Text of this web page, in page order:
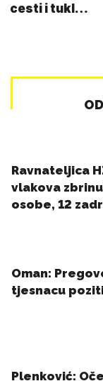
cesti i tukl…